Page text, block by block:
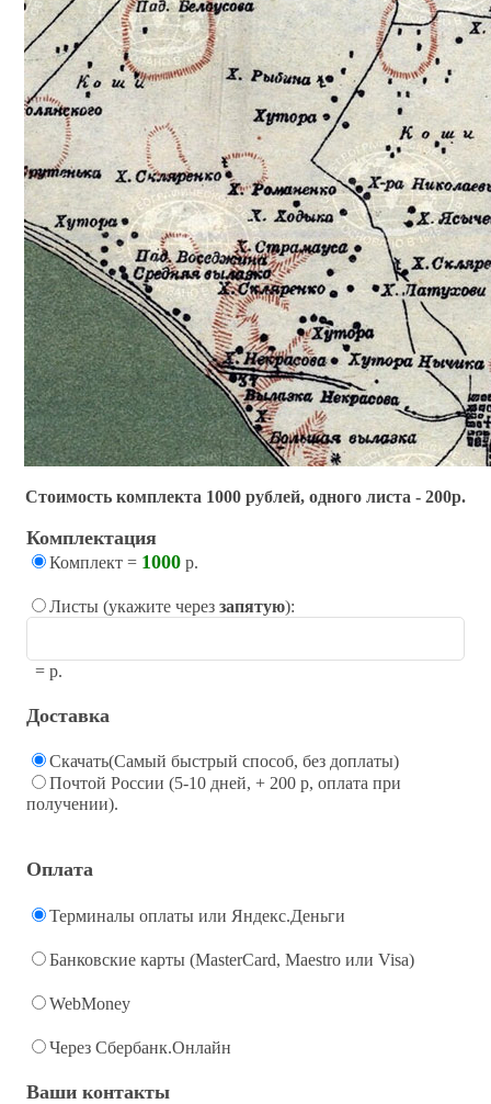
Стоимость комплекта 1000 рублей, одного листа - 200р.
Комплектация
Комплект = 1000 р.
Листы (укажите череззапятую):
=р.
Доставка
Скачать(Самый быстрый способ, без доплаты)
Почтой России (5-10 дней, + 200 р, оплата при
получении).
Оплата
Терминалы оплаты или Яндекс.Деньги
Банковские карты (MasterCard, Maestro или Visa)
WebMoney
Через Сбербанк.Онлайн
Ваши контакты